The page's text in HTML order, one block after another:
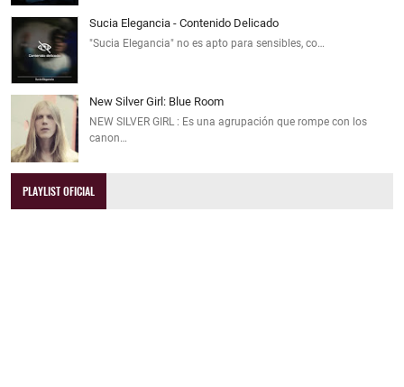
Sucia Elegancia - Contenido Delicado
"Sucia Elegancia" no es apto para sensibles, co…
New Silver Girl: Blue Room
NEW SILVER GIRL : Es una agrupación que rompe con los
canon…
PLAYLIST OFICIAL